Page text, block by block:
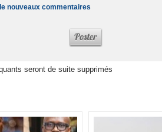
nouveaux commentaires
seront de suite supprimés